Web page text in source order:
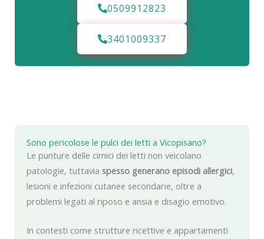
0509912823
3401009337
Sono pericolose le pulci dei letti a Vicopisano?
Le punture delle cimici dei letti non veicolano
patologie, tuttavia spesso generano episodi allergici,
lesioni e infezioni cutanee secondarie, oltre a
problemi legati al riposo e ansia e disagio emotivo.
In contesti come strutture ricettive e appartamenti